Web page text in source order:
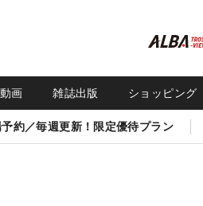
画 雑誌出版 ショッピング
予約／毎週更新！限定優待プラン